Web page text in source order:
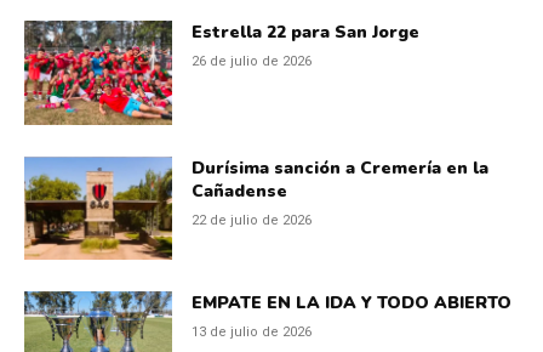
Estrella 22 para San Jorge
26 de julio de 2026
Durísima sanción a Cremería en la
Cañadense
22 de julio de 2026
EMPATE EN LA IDA Y TODO ABIERTO
13 de julio de 2026